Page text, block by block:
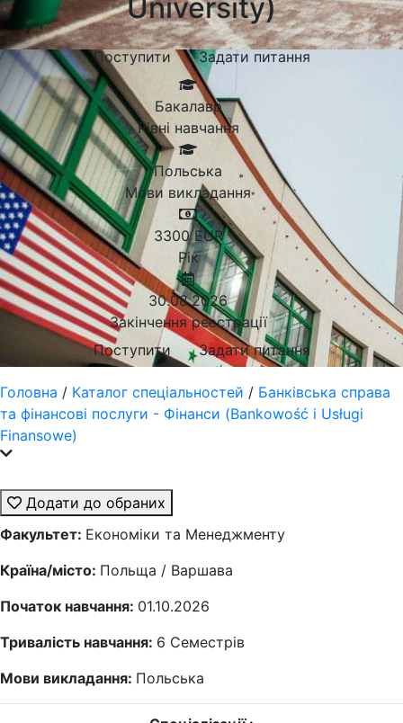
University)
Поступити Задати питання
Бакалавр
Рівні навчання
Польська
Мови викладання
3300 EUR
Рік
30.08.2026
Закінчення реєстрації
Поступити
Задати питання
Головна / Каталог спеціальностей / Банківська справа
та фінансові послуги - Фінанси (Bankowość i Usługi
Finansowe)
Додати до обраних
Факультет: Економіки та Менеджменту
Країна/місто: Польща / Варшава
Початок навчання: 01.10.2026
Тривалість навчання: 6 Семестрів
Мови викладання: Польська